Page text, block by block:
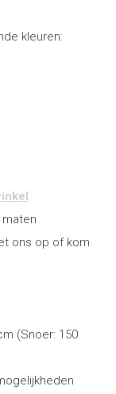
kleuren:
ons op of kom
(Snoer: 150